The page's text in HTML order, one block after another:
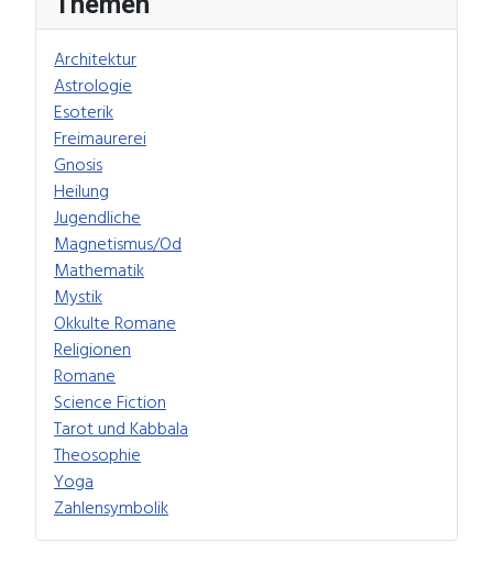
Architektur
Astrologie
Esoterik
Freimaurerei
Gnosis
Heilung
Jugendliche
Magnetismus/Od
Mathematik
Mystik
Okkulte Romane
Religionen
Romane
Science Fiction
Tarot und Kabbala
Theosophie
Yoga
Zahlensymbolik